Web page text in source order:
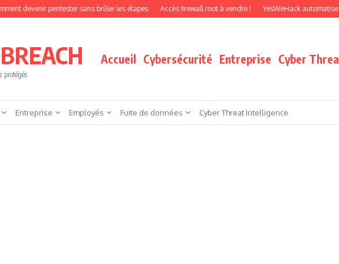
pentester sans brûler les étapes Accès firewall root à vendre ! YesWeHack automatise le
protégés
Accueil Cybersécurité Entreprise Cyber
Entreprise Employés Fuite de données Cyber Threat Intelligence